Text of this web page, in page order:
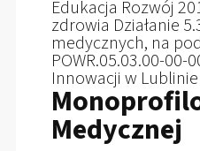
Edukacja Rozwój
zdrowia Działanie
medycznych, na
POWR.05.03.00-00-
Innowacji w Lublinie
Medycznej